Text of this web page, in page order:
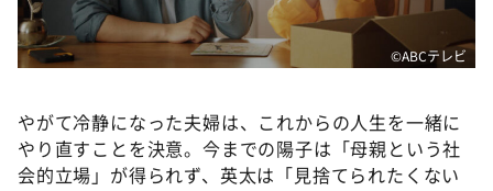
©️ABCテレビ
やがて冷静になった夫婦は、これからの人生を一緒に
やり直すことを決意。今までの陽子は「母親という社
会的立場」が得られず、英太は「見捨てられたくない